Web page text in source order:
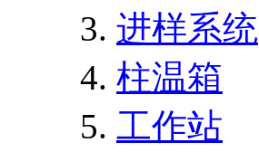
进样系统
柱温箱
工作站